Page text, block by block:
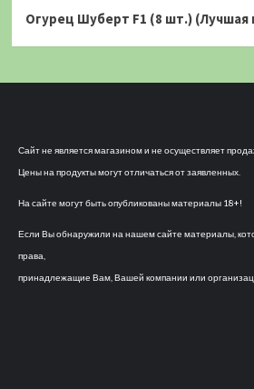
Огурец Шуберт F1 (8 шт.) (Лучшая
Сайт не является магазином и не осуществляет
Цены на продукты могут отличаться от заявленных.
На сайте могут быть опубликованы материалы 18+!
Если Вы обнаружили на нашем сайте материалы,
права,
принадлежащие Вам, Вашей компании или